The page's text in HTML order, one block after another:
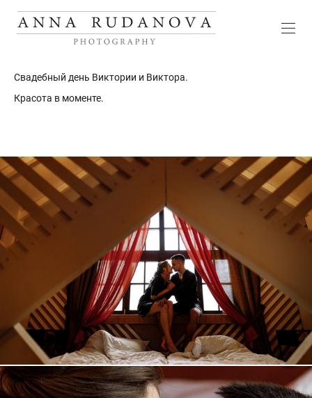
Свадебный день Виктории и Виктора.
Красота в моменте.